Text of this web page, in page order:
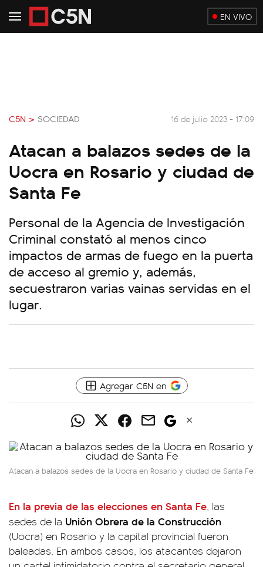
EN VIVO
C5N > SOCIEDAD 16 de julio 2023 - 17:09
Atacan a balazos sedes de la
Uocra en Rosario y ciudad de
Santa Fe
Personal de la Agencia de Investigación
Criminal constató al menos cinco
impactos de armas de fuego en la puerta
de acceso al gremio y, además,
secuestraron varias vainas servidas en el
lugar.
Agregar C5N en
Atacan a balazos sedes de la Uocra en Rosario y ciudad de Santa Fe
En la previa de las elecciones en Santa Fe, las
sedes de la Unión Obrera de la Construcción
(Uocra) en Rosario y la capital provincial fueron
baleadas. En ambos casos, los atacantes dejaron